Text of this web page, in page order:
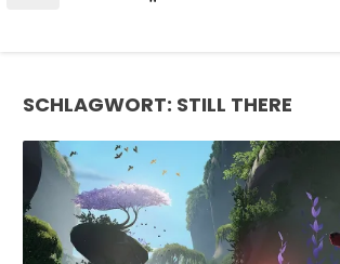
SCHLAGWORT: STILL THERE